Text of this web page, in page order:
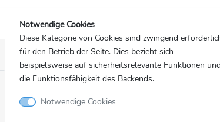
honorar- und rechtefrei zur Verfügung gestellt. Zu den
und Veranstalter im Sportbusiness.
Notwendige Cookies
Diese Kategorie von Cookies sind zwingend
für den Betrieb der Seite. Dies bezieht sich
beispielsweise auf sicherheitsrelevante Funktionen und
die Funktionsfähigkeit des Backends.
Notwendige Cookies